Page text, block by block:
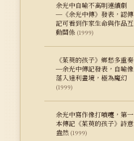
余光中自喻不高明連續劇
─《余光中傳》發表，認傳
記可看到作家生命與作品互
動關係 (1999)
《茱萸的孩子》鄉愁多重奏
─余光中傳記發表，自喻像
落入達利畫境，極為魔幻
(1999)
余光中寫作像打噴嚏，第一
本傳記《茱萸的孩子》詩意
盎然 (1999)